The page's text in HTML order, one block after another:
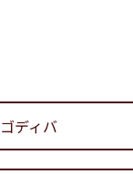
ゴディバ